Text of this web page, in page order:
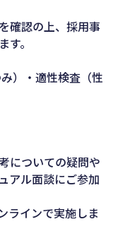
確認の上、採用事
。
）・適性検査（性
についての疑問や
アル面談にご参加
ラインで実施しま